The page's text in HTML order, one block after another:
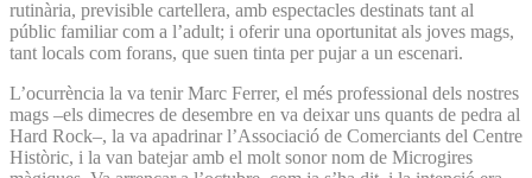
rutinària, previsible cartellera, amb espectacles destinats tant al
públic familiar com a l’adult; i oferir una oportunitat als joves mags,
tant locals com forans, que suen tinta per pujar a un escenari.
L’ocurrència la va tenir Marc Ferrer, el més professional dels nostres
mags –els dimecres de desembre en va deixar uns quants de pedra al
Hard Rock–, la va apadrinar l’Associació de Comerciants del Centre
Històric, i la van batejar amb el molt sonor nom de Microgires